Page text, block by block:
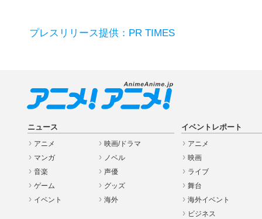
プレスリリース提供：PR TIMES
ニュース
アニメ
映画/ドラマ
マンガ
ノベル
音楽
声優
ゲーム
グッズ
イベント
海外
イベントレポート
アニメ
映画
ライブ
舞台
海外イベント
ビジネス